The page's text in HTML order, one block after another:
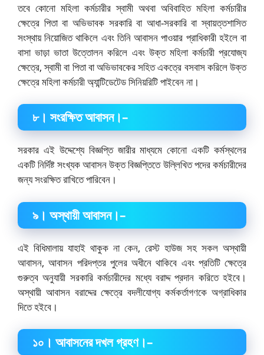
তবে কোনো মহিলা কর্মচারীর স্বামী অথবা অবিবাহিত মহিলা কর্মচারীর
ক্ষেত্রে পিতা বা অভিভাবক সরকারি বা আধা-সরকারি বা স্বায়ত্তশাসিত
সংস্থায় নিয়োজিত থাকিলে এবং তিনি আবাসন পাওয়ার প্রাধিকারী হইলে বা
বাসা ভাড়া ভাতা উত্তোলন করিলে এবং উক্ত মহিলা কর্মচারী প্রযোজ্য
ক্ষেত্রে, স্বামী বা পিতা বা অভিভাবকের সহিত একত্রে বসবাস করিলে উক্ত
ক্ষেত্রে মহিলা কর্মচারী অ্যান্টিডেটেড সিনিয়রিটি পাইবেন না।
৮। সংরক্ষিত আবাসন।–
সরকার এই উদ্দেশ্যে বিজ্ঞপ্তি জারীর মাধ্যমে কোনো একটি কর্মস্থলের
একটি নির্দিষ্ট সংখ্যক আবাসন উক্ত বিজ্ঞপ্তিতে উল্লিখিত পদের কর্মচারীদের
জন্য সংরক্ষিত রাখিতে পারিবেন।
৯। অস্থায়ী আবাসন।–
এই বিধিমালায় যাহাই থাকুক না কেন, রেস্ট হাউজ সহ সকল অস্থায়ী
আবাসন, আবাসন পরিদপ্তর পুলের অধীনে থাকিবে এবং প্রতিটি ক্ষেত্রে
গুরুত্ব অনুযায়ী সরকারি কর্মচারীদের মধ্যে বরাদ্দ প্রদান করিতে হইবে।
অস্থায়ী আবাসন বরাদ্দের ক্ষেত্রে বদলীযোগ্য কর্মকর্তাগণকে অগ্রাধিকার
দিতে হইবে।
১০ । আবাসনের দখল গ্রহণ।–